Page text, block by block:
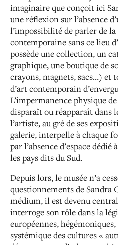
imaginaire que conçoit ici
une réflexion sur l’absence
l’impossibilité de parler de
contemporaine sans ce lieu
possède une collection, un
graphique, une boutique de
crayons, magnets, sacs…) et
d’art contemporain
L’impermanence physique
disparaît ou réapparaît dans
l’artiste, au gré de ses
galerie, interpelle à chaque
par l’absence d’espace
les pays dits du Sud.
Depuis lors, le musée n’a
questionnements de Sandra
médium, il est devenu
interroge son rôle dans la
européennes,
systémique des cultures «